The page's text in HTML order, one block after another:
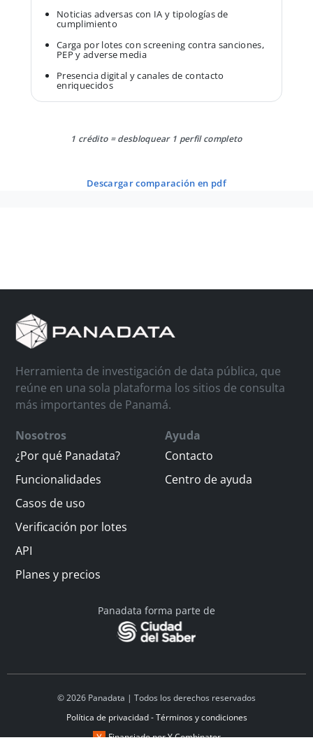
Noticias adversas con IA y tipologías de
cumplimiento
Carga por lotes con screening contra sanciones,
PEP y adverse media
Presencia digital y canales de contacto
enriquecidos
1 crédito = desbloquear 1 perfil completo
descargar comparación en pdf
Herramienta de investigación de data pública, que
reúne en una sola plataforma los sitios de consulta
más importantes de Panamá.
Nosotros
¿Por qué Panadata?
Funcionalidades
Casos de uso
Verificación por lotes
API
Planes y precios
Ayuda
Contacto
Centro de ayuda
Panadata forma parte de
© 2026 Panadata | Todos los derechos reservados
Política de privacidad - Términos y condiciones
Financiado por Y Combinator